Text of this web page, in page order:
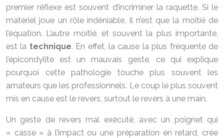
premier réflexe est souvent d’incriminer la raquette. Si le
matériel joue un rôle indéniable, il n’est que la moitié de
l’équation. L’autre moitié, et souvent la plus importante,
est la technique. En effet, la cause la plus fréquente de
l’épicondylite est un mauvais geste, ce qui explique
pourquoi cette pathologie touche plus souvent les
amateurs que les professionnels. Le coup le plus souvent
mis en cause est le revers, surtout le revers à une main.
Un geste de revers mal exécuté, avec un poignet qui
« casse » à l’impact ou une préparation en retard, crée